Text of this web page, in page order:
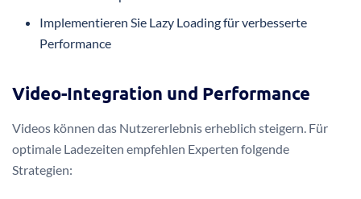
Implementieren Sie Lazy Loading für verbesserte
Performance
Video-Integration und Performance
Videos können das Nutzererlebnis erheblich steigern. Für
optimale Ladezeiten empfehlen Experten folgende
Strategien: